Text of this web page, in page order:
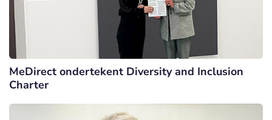
MeDirect ondertekent Diversity and Inclusion
Charter